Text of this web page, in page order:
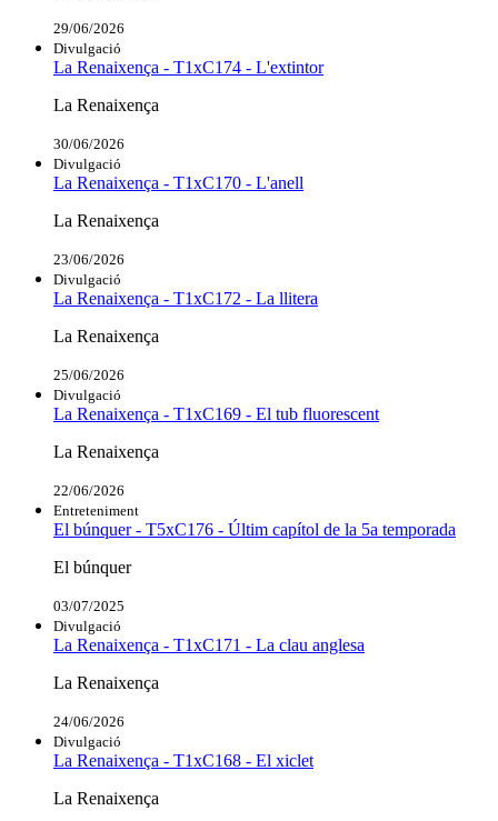
29/06/2026
Divulgació
La Renaixença - T1xC174 - L'extintor
La Renaixença
30/06/2026
Divulgació
La Renaixença - T1xC170 - L'anell
La Renaixença
23/06/2026
Divulgació
La Renaixença - T1xC172 - La llitera
La Renaixença
25/06/2026
Divulgació
La Renaixença - T1xC169 - El tub fluorescent
La Renaixença
22/06/2026
Entreteniment
El búnquer - T5xC176 - Últim capítol de la 5a temporada
El búnquer
03/07/2025
Divulgació
La Renaixença - T1xC171 - La clau anglesa
La Renaixença
24/06/2026
Divulgació
La Renaixença - T1xC168 - El xiclet
La Renaixença